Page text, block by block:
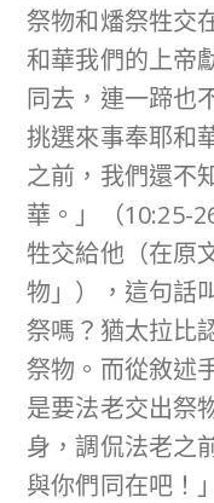
祭物和燔祭牲交
和華我們的上帝
同去，連一蹄也
挑選來事奉耶和
之前，我們還不
華。」（10:25-
牲交給他（在原
物」），這句話
祭嗎？猶太拉比
祭物。而從敘述
是要法老交出祭
身，調侃法老之
與你們同在吧！